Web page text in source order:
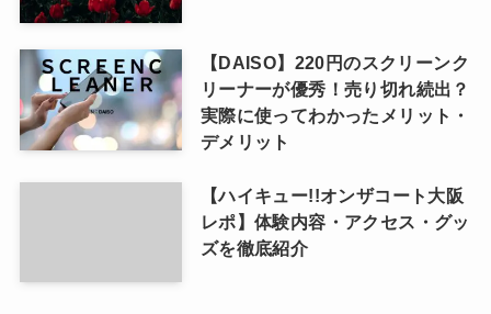
【DAISO】220円のスクリーンク
リーナーが優秀！売り切れ続出？
実際に使ってわかったメリット・
デメリット
【ハイキュー!!オンザコート大阪
レポ】体験内容・アクセス・グッ
ズを徹底紹介